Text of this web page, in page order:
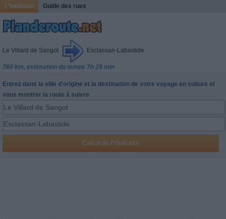
L'initiation Guide des rues
Le Villard de Sangot Esclassan-Labastide
760 km, estimation du temps 7h 29 min
Entrez dans la ville d'origine et la destination de votre voyage en voiture et
vous montrer la route à suivre